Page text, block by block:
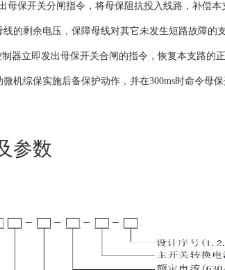
母保开关分闸指令，将母保阻抗投入线路，补偿
的剩余电压，保障母线对其它未发生短路故障的
器立即发出母保开关合闸的指令，恢复本支路的
机综保实施后备保护动作，并在300ms时命令母
参数